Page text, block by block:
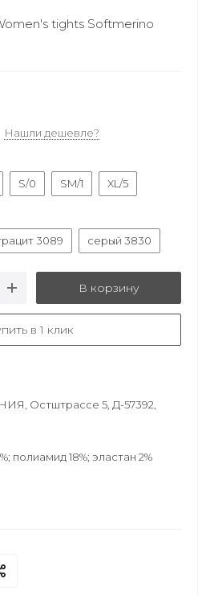
tights Softmerino
Нашли дешевле?
S/0 SM/1 XL/5
3089 серый 3830
В корзину
в 1 клик
Остштрассе 5, Д-57392,
полиамид 18%; эластан 2%